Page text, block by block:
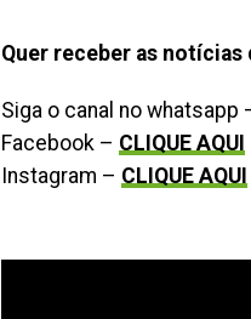
Quer receber as
Siga o canal no whatsapp
Facebook – CLIQUE AQUI
Instagram – CLIQUE AQUI